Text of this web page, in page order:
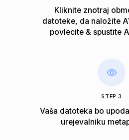
Kliknite znotraj
datoteke, da naložite
povlecite & spustite
STEP 3
Vaša datoteka bo
urejevalniku